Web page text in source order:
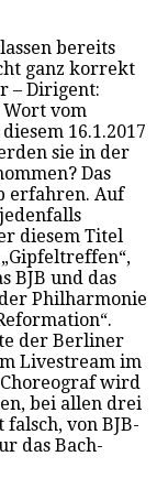
bereits
ganz korrekt
– Dirigent:
Wort vom
16.1.2017
sie in der
Das
erfahren. Auf
diesem Titel
BJB und das
Philharmonie
der Berliner
Livestream im
wird
bei allen drei
falsch, von BJB-
das Bach-